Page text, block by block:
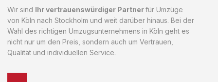
Wir sind Ihr vertrauenswürdiger Partnerfür Umzüge
von Köln nach Stockholm und weit darüber hinaus. Bei der
Wahl des richtigen Umzugsunternehmens in Köln geht es
nicht nur um den Preis, sondern auch um Vertrauen,
Qualität und individuellen Service.